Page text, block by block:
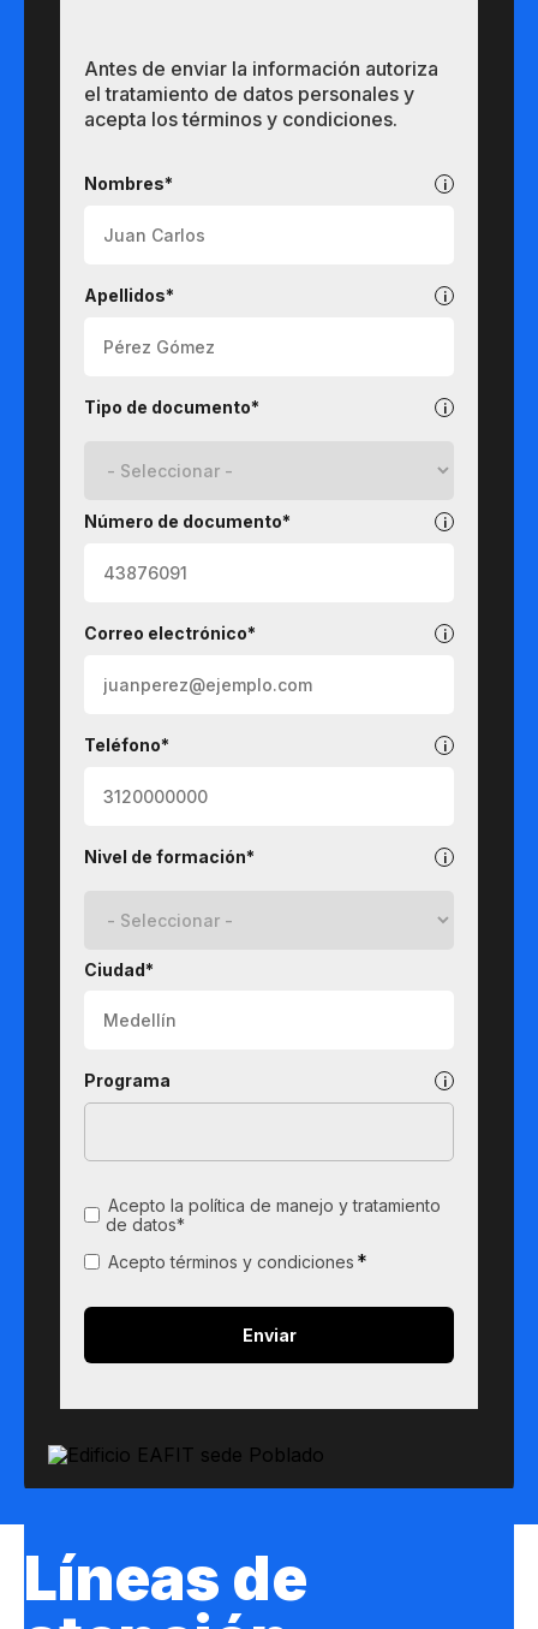
Antes de enviar la información autoriza
el tratamiento de datos personales y
acepta los términos y condiciones.
Nombres*
Apellidos*
Tipo de documento*
Número de documento*
Correo electrónico*
Teléfono*
Nivel de formación*
Ciudad*
Programa
Acepto la política de manejo y tratamiento
de datos*
Acepto términos y condiciones *
Líneas de